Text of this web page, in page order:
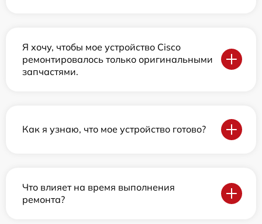
Я хочу, чтобы мое устройство Cisco
ремонтировалось только оригинальными
запчастями.
Как я узнаю, что мое устройство готово?
Что влияет на время выполнения
ремонта?